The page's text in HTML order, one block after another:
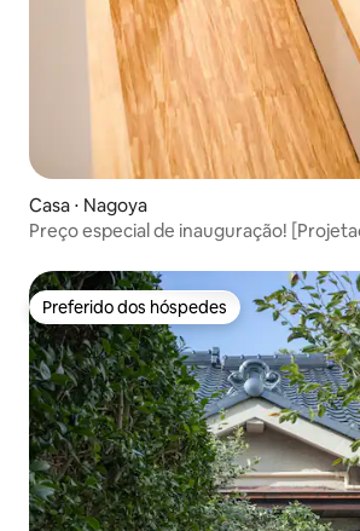
Casa ⋅ Nagoya
Preço especial de inauguração!
direto de Centrair | Com
Preferido dos hóspedes
Preferido dos hóspedes